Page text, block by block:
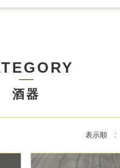
酒器
表示順 :